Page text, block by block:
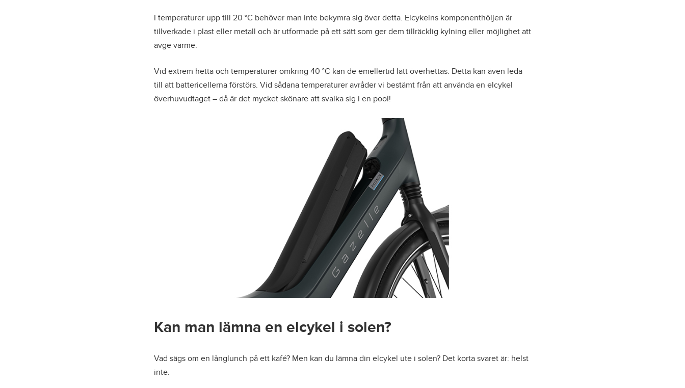
I temperaturer upp till 20 °C behöver man inte bekymra sig över detta. Elcykelns komponenthöljen är
tillverkade i plast eller metall och är utformade på ett sätt som ger dem tillräcklig kylning eller möjlighet att
avge värme.
Vid extrem hetta och temperaturer omkring 40 °C kan de emellertid lätt överhettas. Detta kan även leda
till att battericellerna förstörs. Vid sådana temperaturer avråder vi bestämt från att använda en elcykel
överhuvudtaget – då är det mycket skönare att svalka sig i en pool!
Kan man lämna en elcykel i solen?
Vad sägs om en långlunch på ett kafé? Men kan du lämna din elcykel ute i solen? Det korta svaret är: helst
inte.